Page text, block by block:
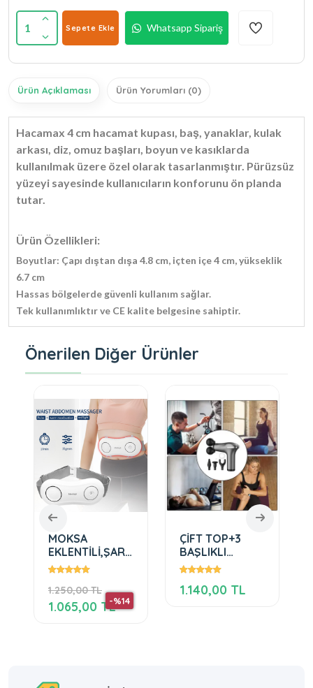
1 Sepete Ekle Whatsapp Sipariş
Ürün Açıklaması Ürün Yorumları (0)
Hacamax 4 cm hacamat kupası, baş, yanaklar, kulak
arkası, diz, omuz başları, boyun ve kasıklarda
kullanılmak üzere özel olarak tasarlanmıştır. Pürüzsüz
yüzeyi sayesinde kullanıcıların konforunu ön planda
tutar.
Ürün Özellikleri:
Boyutlar: Çapı dıştan dışa 4.8 cm, içten içe 4 cm, yükseklik
6.7 cm
Hassas bölgelerde güvenli kullanım sağlar.
Tek kullanımlıktır ve CE kalite belgesine sahiptir.
Önerilen Diğer Ürünler
MOKSA
EKLENTİLİ,ŞARJLI
BEL VE GÖBEK
ELEKTRONİK
MASAJ ALETİ
1.250,00 TL
-%14
1.065,00 TL
ÇİFT TOP+3
BAŞLIKLI
ŞARJLI MASAJ
TABANCASI
1.140,00 TL